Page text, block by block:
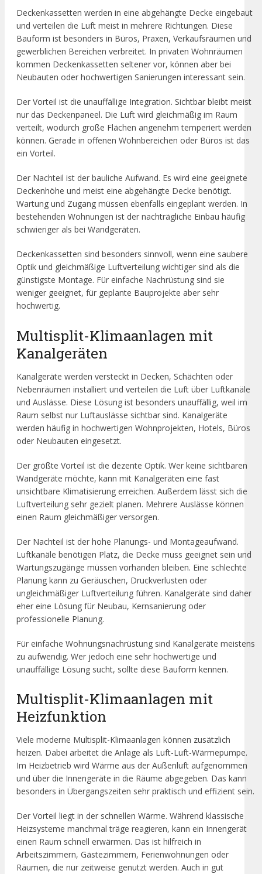
Deckenkassetten werden in eine abgehängte Decke eingebaut
und verteilen die Luft meist in mehrere Richtungen. Diese
Bauform ist besonders in Büros, Praxen, Verkaufsräumen und
gewerblichen Bereichen verbreitet. In privaten Wohnräumen
kommen Deckenkassetten seltener vor, können aber bei
Neubauten oder hochwertigen Sanierungen interessant sein.
Der Vorteil ist die unauffällige Integration. Sichtbar bleibt meist
nur das Deckenpaneel. Die Luft wird gleichmäßig im Raum
verteilt, wodurch große Flächen angenehm temperiert werden
können. Gerade in offenen Wohnbereichen oder Büros ist das
ein Vorteil.
Der Nachteil ist der bauliche Aufwand. Es wird eine geeignete
Deckenhöhe und meist eine abgehängte Decke benötigt.
Wartung und Zugang müssen ebenfalls eingeplant werden. In
bestehenden Wohnungen ist der nachträgliche Einbau häufig
schwieriger als bei Wandgeräten.
Deckenkassetten sind besonders sinnvoll, wenn eine saubere
Optik und gleichmäßige Luftverteilung wichtiger sind als die
günstigste Montage. Für einfache Nachrüstung sind sie
weniger geeignet, für geplante Bauprojekte aber sehr
hochwertig.
Multisplit-Klimaanlagen mit
Kanalgeräten
Kanalgeräte werden versteckt in Decken, Schächten oder
Nebenräumen installiert und verteilen die Luft über Luftkanäle
und Auslässe. Diese Lösung ist besonders unauffällig, weil im
Raum selbst nur Luftauslässe sichtbar sind. Kanalgeräte
werden häufig in hochwertigen Wohnprojekten, Hotels, Büros
oder Neubauten eingesetzt.
Der größte Vorteil ist die dezente Optik. Wer keine sichtbaren
Wandgeräte möchte, kann mit Kanalgeräten eine fast
unsichtbare Klimatisierung erreichen. Außerdem lässt sich die
Luftverteilung sehr gezielt planen. Mehrere Auslässe können
einen Raum gleichmäßiger versorgen.
Der Nachteil ist der hohe Planungs- und Montageaufwand.
Luftkanäle benötigen Platz, die Decke muss geeignet sein und
Wartungszugänge müssen vorhanden bleiben. Eine schlechte
Planung kann zu Geräuschen, Druckverlusten oder
ungleichmäßiger Luftverteilung führen. Kanalgeräte sind daher
eher eine Lösung für Neubau, Kernsanierung oder
professionelle Planung.
Für einfache Wohnungsnachrüstung sind Kanalgeräte meistens
zu aufwendig. Wer jedoch eine sehr hochwertige und
unauffällige Lösung sucht, sollte diese Bauform kennen.
Multisplit-Klimaanlagen mit
Heizfunktion
Viele moderne Multisplit-Klimaanlagen können zusätzlich
heizen. Dabei arbeitet die Anlage als Luft-Luft-Wärmepumpe.
Im Heizbetrieb wird Wärme aus der Außenluft aufgenommen
und über die Innengeräte in die Räume abgegeben. Das kann
besonders in Übergangszeiten sehr praktisch und effizient sein.
Der Vorteil liegt in der schnellen Wärme. Während klassische
Heizsysteme manchmal träge reagieren, kann ein Innengerät
einen Raum schnell erwärmen. Das ist hilfreich in
Arbeitszimmern, Gästezimmern, Ferienwohnungen oder
Räumen, die nur zeitweise genutzt werden. Auch in gut